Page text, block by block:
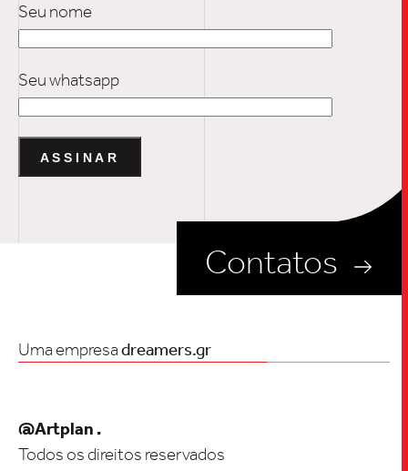
Seu nome
Seu whatsapp
Contatos
Uma empresadreamers.gr
@Artplan .
Todos os direitos reservados